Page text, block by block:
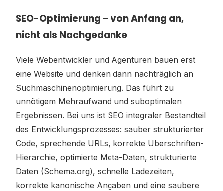
SEO-Optimierung – von Anfang an,
nicht als Nachgedanke
Viele Webentwickler und Agenturen bauen erst
eine Website und denken dann nachträglich an
Suchmaschinenoptimierung. Das führt zu
unnötigem Mehraufwand und suboptimalen
Ergebnissen. Bei uns ist SEO integraler Bestandteil
des Entwicklungsprozesses: sauber strukturierter
Code, sprechende URLs, korrekte Überschriften-
Hierarchie, optimierte Meta-Daten, strukturierte
Daten (Schema.org), schnelle Ladezeiten,
korrekte kanonische Angaben und eine saubere